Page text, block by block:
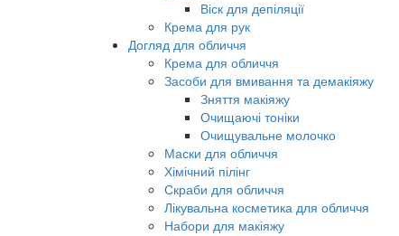
Віск для депіляції
Крема для рук
Догляд для обличчя
Крема для обличчя
Засоби для вмивання та демакіяжу
Зняття макіяжу
Очищаючі тоніки
Очищувальне молочко
Маски для обличчя
Хімічний пілінг
Скраби для обличчя
Лікувальна косметика для обличчя
Набори для макіяжу